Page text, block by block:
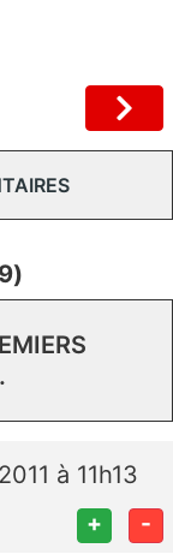
à 11h13
+ -